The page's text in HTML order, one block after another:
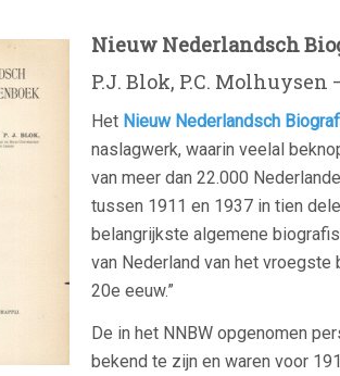
Nieuw Nederlandsch
P.J. Blok, P.C. Molhuysen
Het Nieuw Nederlandsch
naslagwerk, waarin veelal
van meer dan 22.000
tussen 1911 en 1937 in tien
belangrijkste algemene
van Nederland van het vroegste
20e eeuw.”
De in het NNBW opgenomen
bekend te zijn en waren voor